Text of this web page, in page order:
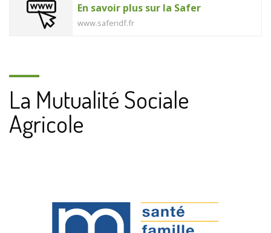
En savoir plus sur la Safer
www.saferidf.fr
La Mutualité Sociale
Agricole